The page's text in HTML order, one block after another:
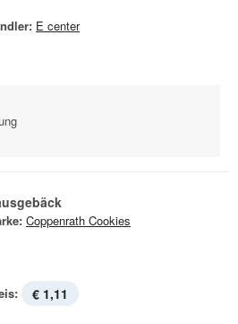
E center
Coppenrath Cookies
€ 1,11